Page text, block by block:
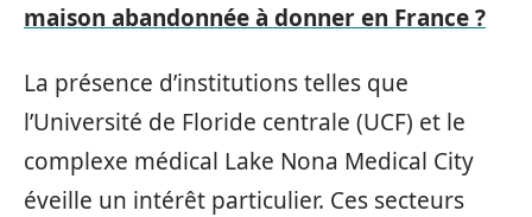
maison abandonnée à donner en France ?
La présence d’institutions telles que
l’Université de Floride centrale (UCF) et le
complexe médical Lake Nona Medical City
éveille un intérêt particulier. Ces secteurs